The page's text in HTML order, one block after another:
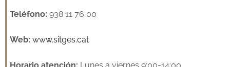
Teléfono: 938 11 76 00
Web: www.sitges.cat